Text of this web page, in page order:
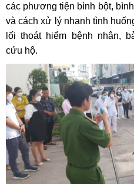
các phương tiện bình bột,
và cách xử lý nhanh tình
lối thoát hiểm bệnh nhân,
cứu hộ.